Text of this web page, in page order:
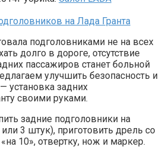
подголовниками не на всех
долго в дороге, отсутствие
пассажиров станет больной
улучшить безопасность и
установка задних
своими руками.
задние подголовники на
3 штук), приготовить дрель со
10», отвертку, нож и маркер.